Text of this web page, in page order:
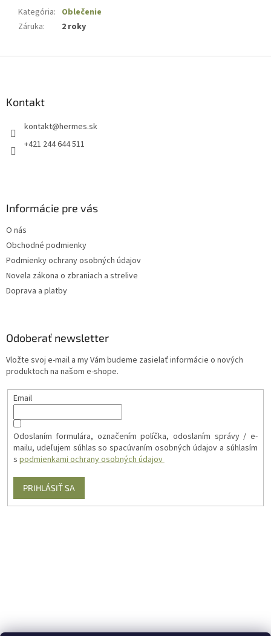
Kategória: Oblečenie
Záruka: 2 roky
Kontakt
kontakt@hermes.sk
+421 244 644 511
Informácie pre vás
O nás
Obchodné podmienky
Podmienky ochrany osobných údajov
Novela zákona o zbraniach a strelive
Doprava a platby
Odoberať newsletter
Vložte svoj e-mail a my Vám budeme zasielať informácie o nových
produktoch na našom e-shope.
Email
Odoslaním formulára, označením políčka, odoslaním správy / e-
mailu, udeľujem súhlas so spacúvaním osobných údajov a súhlasím
s podmienkami ochrany osobných údajov
PRIHLÁSIŤ SA